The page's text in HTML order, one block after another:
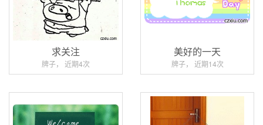
求关注
牌子， 近期4次
美好的一天
牌子， 近期14次